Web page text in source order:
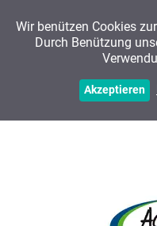
Kunden
Wir benützen Cookies
Durch Benützung
Akzeptieren